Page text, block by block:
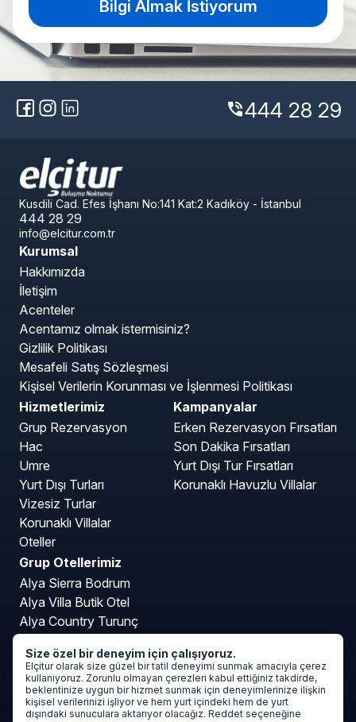
phone_in_talk444 28 29
Kusdili Cad. Efes İşhanı No:141 Kat:2 Kadıköy - İstanbul
444 28 29
info@elcitur.com.tr
Kurumsal
Hakkımızda
İletişim
Acenteler
Acentamız olmak istermisiniz?
Gizlilik Politikası
Mesafeli Satış Sözleşmesi
Kişisel Verilerin Korunması ve İşlenmesi Politikası
Hizmetlerimiz
Grup Rezervasyon
Hac
Umre
Yurt Dışı Turları
Vizesiz Turlar
Korunaklı Villalar
Oteller
Kampanyalar
Erken Rezervasyon Fırsatları
Son Dakika Fırsatları
Yurt Dışı Tur Fırsatları
Korunaklı Havuzlu Villalar
Grup Otellerimiz
Alya Sierra Bodrum
Alya Villa Butik Otel
Alya Country Turunç
Mavi Deniz Otel Turunç
Size özel bir deneyim için çalışıyoruz.
Elçitur olarak size güzel bir tatil deneyimi sunmak amacıyla çerez
kullanıyoruz. Zorunlu olmayan çerezleri kabul ettiğiniz takdirde,
beklentinize uygun bir hizmet sunmak için deneyimlerinize ilişkin
kişisel verilerinizi işliyor ve hem yurt içindeki hem de yurt
dışındaki sunuculara aktarıyor olacağız. Reddet seçeneğine